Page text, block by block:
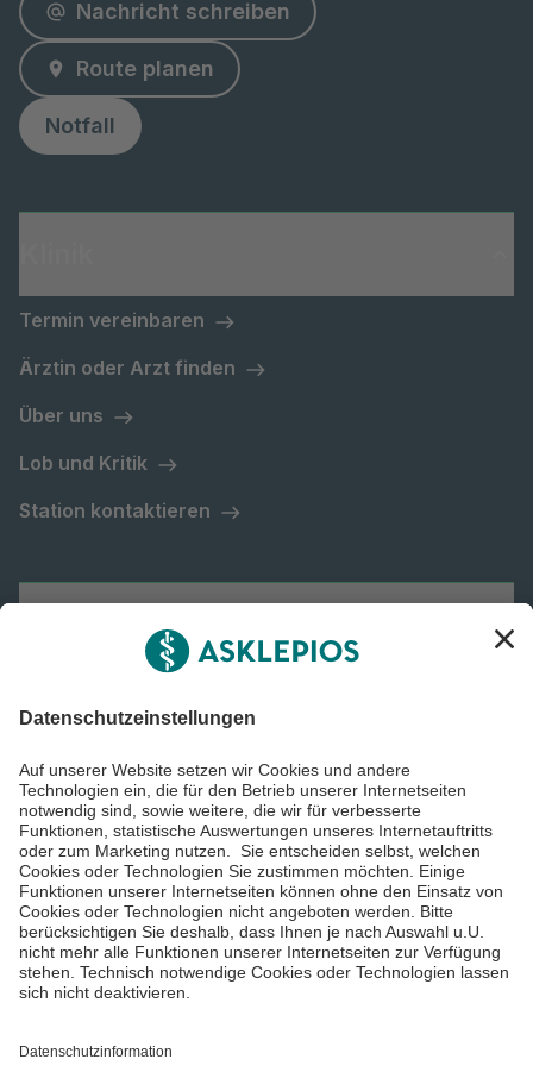
Nachricht schreiben
Route planen
Notfall
Termin vereinbaren
Ärztin oder Arzt finden
Über uns
Lob und Kritik
Station kontaktieren
Asklepios Gruppe
Impressum